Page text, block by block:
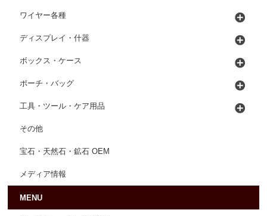
ワイヤー各種
ディスプレイ・什器
ボックス・ケース
ポーチ・バッグ
工具・ツール・ケア用品
その他
宝石・天然石・鉱石 OEM
メディア情報
MENU